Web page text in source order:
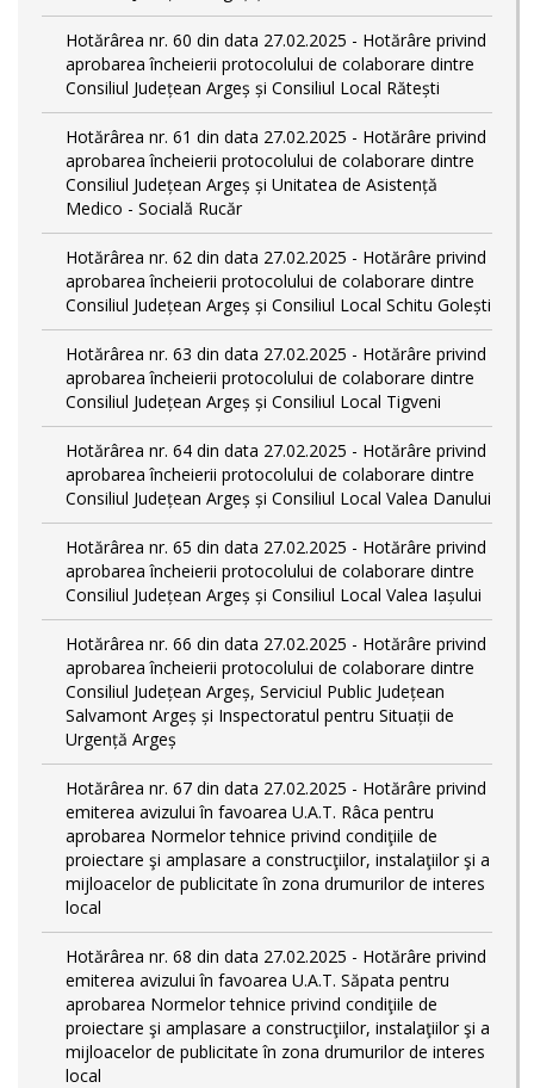
Hotărârea nr. 60 din data 27.02.2025 - Hotărâre privind
aprobarea încheierii protocolului de colaborare dintre
Consiliul Județean Argeș și Consiliul Local Rătești
Hotărârea nr. 61 din data 27.02.2025 - Hotărâre privind
aprobarea încheierii protocolului de colaborare dintre
Consiliul Județean Argeș și Unitatea de Asistență
Medico - Socială Rucăr
Hotărârea nr. 62 din data 27.02.2025 - Hotărâre privind
aprobarea încheierii protocolului de colaborare dintre
Consiliul Județean Argeș și Consiliul Local Schitu Golești
Hotărârea nr. 63 din data 27.02.2025 - Hotărâre privind
aprobarea încheierii protocolului de colaborare dintre
Consiliul Județean Argeș și Consiliul Local Tigveni
Hotărârea nr. 64 din data 27.02.2025 - Hotărâre privind
aprobarea încheierii protocolului de colaborare dintre
Consiliul Județean Argeș și Consiliul Local Valea Danului
Hotărârea nr. 65 din data 27.02.2025 - Hotărâre privind
aprobarea încheierii protocolului de colaborare dintre
Consiliul Județean Argeș și Consiliul Local Valea Iașului
Hotărârea nr. 66 din data 27.02.2025 - Hotărâre privind
aprobarea încheierii protocolului de colaborare dintre
Consiliul Județean Argeș, Serviciul Public Județean
Salvamont Argeș și Inspectoratul pentru Situații de
Urgență Argeș
Hotărârea nr. 67 din data 27.02.2025 - Hotărâre privind
emiterea avizului în favoarea U.A.T. Râca pentru
aprobarea Normelor tehnice privind condiţiile de
proiectare şi amplasare a construcţiilor, instalaţiilor şi a
mijloacelor de publicitate în zona drumurilor de interes
local
Hotărârea nr. 68 din data 27.02.2025 - Hotărâre privind
emiterea avizului în favoarea U.A.T. Săpata pentru
aprobarea Normelor tehnice privind condiţiile de
proiectare şi amplasare a construcţiilor, instalaţiilor şi a
mijloacelor de publicitate în zona drumurilor de interes
local